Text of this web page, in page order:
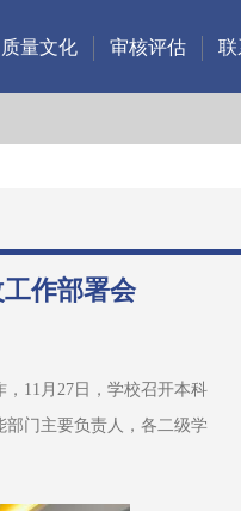
质量文化 审核评估 联
作部署会
11月27日，学校召开本科
门主要负责人，各二级学